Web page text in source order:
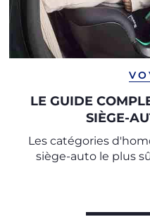
LE GUIDE
SIÈGE-
Les catégories
siège-auto le plus